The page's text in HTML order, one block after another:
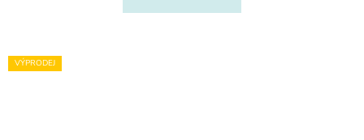
VÝPRODEJ